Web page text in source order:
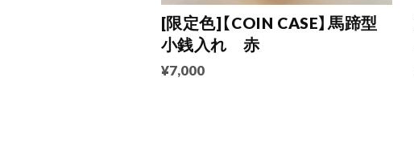
[限定色]【COIN CASE】馬蹄型
小銭入れ 赤
¥7,000